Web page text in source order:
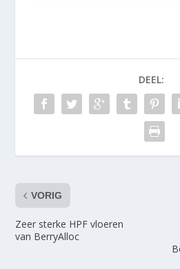
DEEL:
VORIG
Zeer sterke HPF vloeren
van BerryAlloc